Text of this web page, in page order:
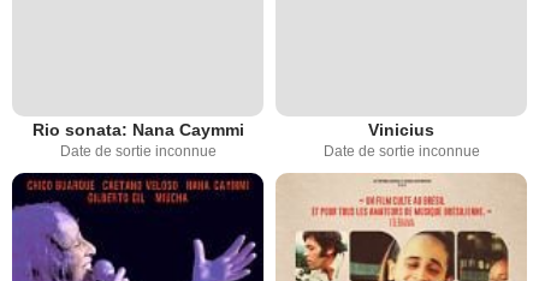
Rio sonata: Nana Caymmi
Date de sortie inconnue
Vinicius
Date de sortie inconnue